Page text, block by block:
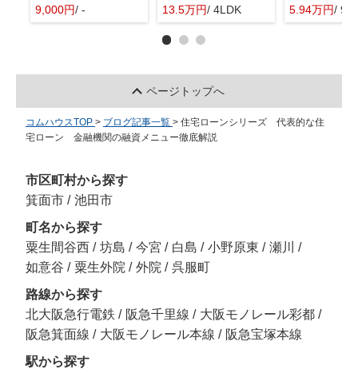
9,000円/ -
13.5万円/ 4LDK 5.94万円/
ページトップへ
コムハウスTOP > ブログ記事一覧 > 住宅ローンシリーズ 代表的な住
宅ローン 金融機関の融資メニュー徹底解説
市区町村から探す
箕面市 / 池田市
町名から探す
粟生間谷西 / 坊島 / 今宮 / 白島 / 小野原東 / 瀬川 /
如意谷 / 粟生外院 / 外院 / 呉服町
路線から探す
北大阪急行電鉄 / 阪急千里線 / 大阪モノレール彩都 /
阪急箕面線 / 大阪モノレール本線 / 阪急宝塚本線
駅から探す